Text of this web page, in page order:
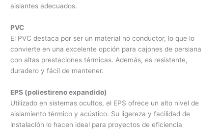
aislantes adecuados.
PVC
El PVC destaca por ser un material no conductor, lo que lo
convierte en una excelente opción para cajones de persiana
con altas prestaciones térmicas. Además, es resistente,
duradero y fácil de mantener.
EPS (poliestireno expandido)
Utilizado en sistemas ocultos, el EPS ofrece un alto nivel de
aislamiento térmico y acústico. Su ligereza y facilidad de
instalación lo hacen ideal para proyectos de eficiencia